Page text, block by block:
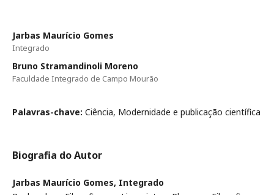
Jarbas Maurício Gomes
Integrado
Bruno Stramandinoli Moreno
Faculdade Integrado de Campo Mourão
Palavras-chave: Ciência, Modernidade e publicação científica
Biografia do Autor
Jarbas Maurício Gomes, Integrado